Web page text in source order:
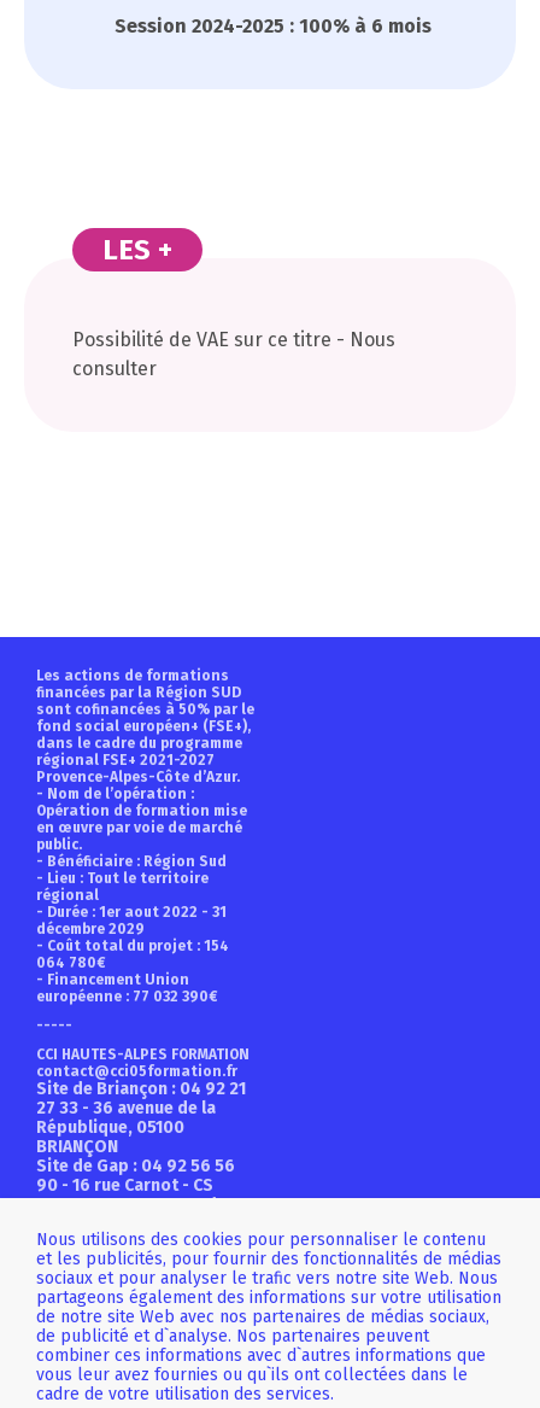
Session 2024-2025 : 100% à 6 mois
LES +
Possibilité de VAE sur ce titre - Nous
consulter
Les actions de formations
financées par la Région SUD
sont cofinancées à 50% par le
fond social européen+ (FSE+),
dans le cadre du programme
régional FSE+ 2021-2027
Provence-Alpes-Côte d’Azur.
- Nom de l’opération :
Opération de formation mise
en œuvre par voie de marché
public.
- Bénéficiaire : Région Sud
- Lieu : Tout le territoire
régional
- Durée : 1er aout 2022 - 31
décembre 2029
- Coût total du projet : 154
064 780€
- Financement Union
européenne : 77 032 390€
-----
CCI HAUTES-ALPES FORMATION
contact@cci05formation.fr
Site de Briançon : 04 92 21
27 33 - 36 avenue de la
République, 05100
BRIANÇON
Site de Gap : 04 92 56 56
90 - 16 rue Carnot - CS
96006, 05001 GAP cedex
Téléchargez notre
catalogue complet
Téléchargez le catalogue
des formations courtes
Nous utilisons des cookies pour personnaliser le contenu
et les publicités, pour fournir des fonctionnalités de médias
sociaux et pour analyser le trafic vers notre site Web. Nous
partageons également des informations sur votre utilisation
de notre site Web avec nos partenaires de médias sociaux,
de publicité et d`analyse. Nos partenaires peuvent
combiner ces informations avec d`autres informations que
vous leur avez fournies ou qu`ils ont collectées dans le
cadre de votre utilisation des services.